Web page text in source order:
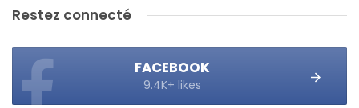
Restez connecté
FACEBOOK
9.4K+ likes